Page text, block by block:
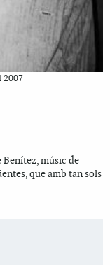
2007
Benítez, músic de
que amb tan sols